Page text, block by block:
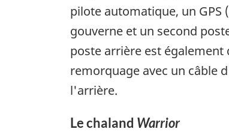
pilote automatique, un
gouverne et un second
poste arrière est
remorquage avec un câble
l'arrière.
Le chaland Warrior